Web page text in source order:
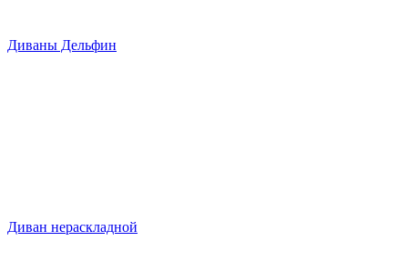
Диваны Дельфин
Диван нераскладной